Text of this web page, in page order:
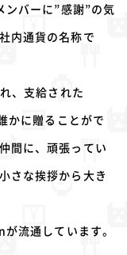
ンバーに”感謝”の気
内通貨の名称で
、支給された
かに贈ることがで
間に、頑張ってい
さな挨拶から大き
流通しています。